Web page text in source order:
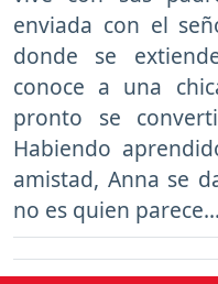
enviada con el
donde se
conoce a una
pronto se
Habiendo
amistad, Anna se
no es quien parece...